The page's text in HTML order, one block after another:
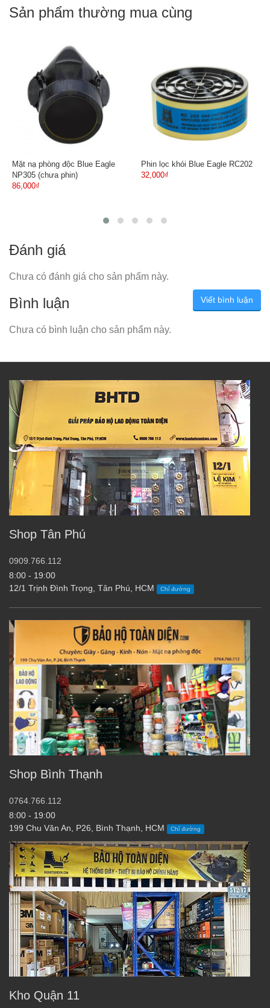
Sản phẩm thường mua cùng
Mặt nạ phòng độc Blue Eagle
NP305 (chưa phin)
86,000₫
Phin lọc khói Blue Eagle RC202
32,000₫
Đánh giá
Chưa có đánh giá cho sản phẩm này.
Viết bình luận
Bình luận
Chưa có bình luận cho sản phẩm này.
Shop Tân Phú
0909.766.112
8:00 - 19:00
12/1 Trịnh Đình Trọng, Tân Phú, HCM
Chỉ đường
Shop Bình Thạnh
0764.766.112
8:00 - 19:00
199 Chu Văn An, P26, Bình Thạnh, HCM
Chỉ đường
Kho Quận 11